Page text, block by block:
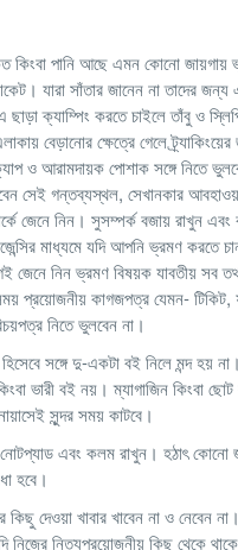
কিংবা পানি আছে এমন কোনো জায়গায়
যারা সাঁতার জানেন না তাদের জন্য
ক্যাম্পিং করতে চাইলে তাঁবু ও
বেড়ানোর ক্ষেত্রে গেলে
ও আরামদায়ক পোশাক সঙ্গে নিতে
সেই গন্তব্যস্থল, সেখানকার
জেনে নিন। সুসম্পর্ক বজায় রাখুন এবং
মাধ্যমে যদি আপনি ভ্রমণ করতে
জেনে নিন ভ্রমণ বিষয়ক যাবতীয় সব
প্রয়োজনীয় কাগজপত্র যেমন-
নিতে ভুলবেন না।
হিসেবে সঙ্গে দু-একটা বই নিলে মন্দ
ভারী বই নয়। ম্যাগাজিন কিংবা
সুন্দর সময় কাটবে।
নোটপ্যাড এবং কলম রাখুন। হঠাৎ কোনো
হবে।
কিছু দেওয়া খাবার খাবেন না ও নেবেন না।
নিজের নিত্যপ্রয়োজনীয় কিছু থেকে